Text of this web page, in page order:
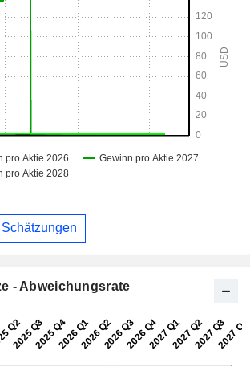
- Abweichungsrate